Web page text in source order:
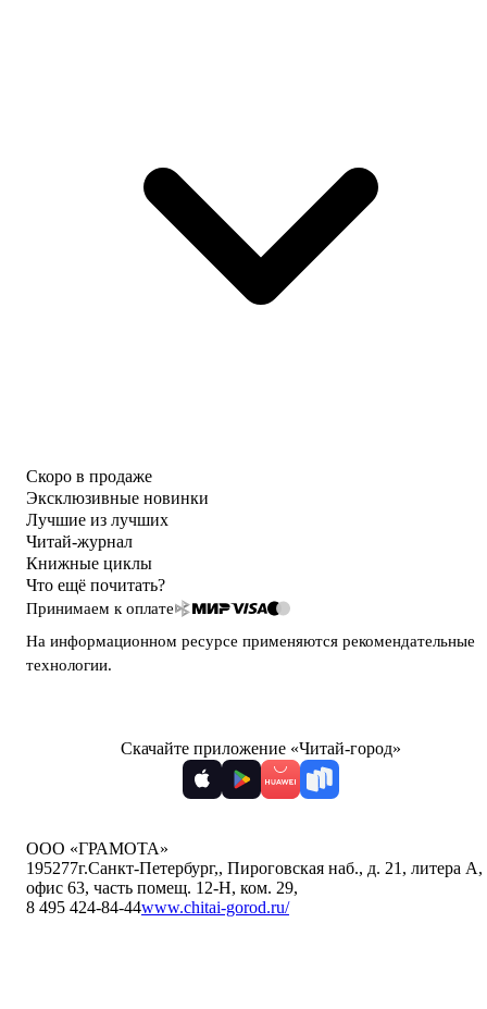
Скоро в продаже
Эксклюзивные новинки
Лучшие из лучших
Читай-журнал
Книжные циклы
Что ещё почитать?
Принимаем к оплате
На информационном ресурсе применяются рекомендательные
технологии.
Скачайте приложение «Читай-город»
ООО «ГРАМОТА»
195277г.Санкт-Петербург,, Пироговская наб., д. 21, литера А,
офис 63, часть помещ. 12-Н, ком. 29,
8 495 424-84-44www.chitai-gorod.ru/